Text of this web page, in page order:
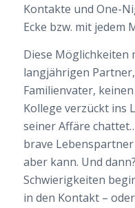
Kontakte und One-
Ecke bzw. mit jedem
Diese Möglichkeiten
langjährigen
Familienvater,
Kollege verzückt ins
seiner Affäre
brave
aber kann. Und
Schwierigkeiten
in den Kontakt –